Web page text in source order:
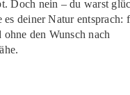
Doch nein – du warst
es deiner Natur entsprach:
den Wunsch nach